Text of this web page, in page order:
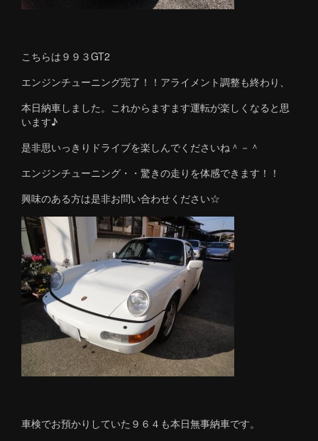
こちらは９９３GT2
エンジンチューニング完了！！アライメント調整も終わり、
本日納車しました。これからますます運転が楽しくなると思
います♪
是非思いっきりドライブを楽しんでくださいね＾－＾
エンジンチューニング・・驚きの走りを体感できます！！
興味のある方は是非お問い合わせください☆
車検でお預かりしていた９６４も本日無事納車です。